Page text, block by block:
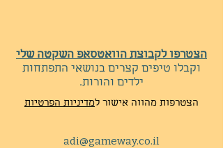
הצטרפו לקבוצת הוואטסאפ השקטה שלי
וקבלו טיפים קצרים בנושאי התפתחות
ילדים והורות.
הצטרפות מהווה אישור למדיניות הפרטיות
adi@gameway.co.il